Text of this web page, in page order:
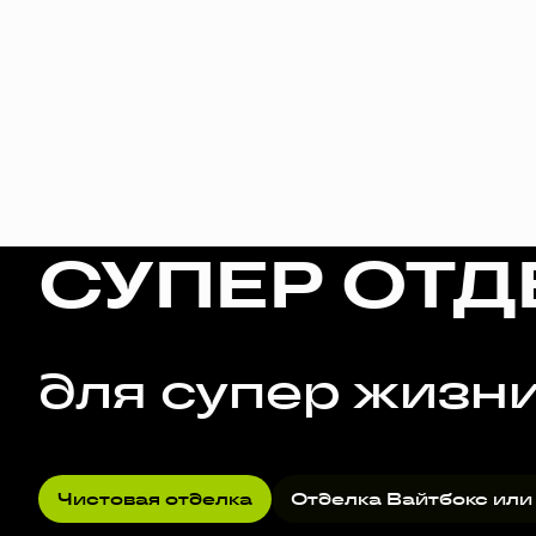
СУПЕР
для супер
Чистовая отделка Отделка Вайтбокс